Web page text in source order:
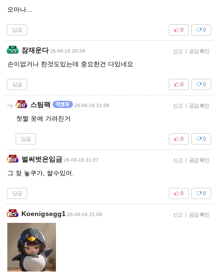
오마나...
답글 0
0
잠재운다 26-06-16 20:59 신고 | 공감 확인
손이없거나 한것도있는데 중요한건 다있네요
답글 0
0
스팀팩 26-06-16 21:06 신고 | 공감 확인
첫짤 옷에 가려진거
답글 0
0
벌써벗은임금 26-06-16 21:07 신고 | 공감 확인
그 젖 놓쿠가, 쌀수있어.
답글 0
0
Koenigsegg1 26-06-16 21:08 신고 | 공감 확인